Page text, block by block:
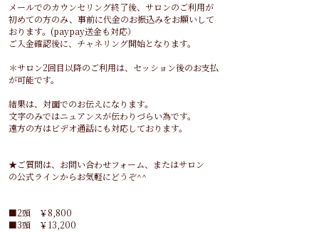
メールでのカウンセリング終了後、サロンのご利用が
初めての方のみ、事前に代金のお振込みをお願いして
おります。(paypay送金も対応）
ご入金確認後に、チャネリング開始となります。
＊サロン2回目以降のご利用は、セッション後のお支払
が可能です。
結果は、対面でのお伝えになります。
文字のみではニュアンスが伝わりづらい為です。
遠方の方はビデオ通話にも対応しております。
★ご質問は、お問い合わせフォーム、またはサロン
の公式ラインからお気軽にどうぞ^^
■2頭 ￥8,800
■3頭 ￥13,200